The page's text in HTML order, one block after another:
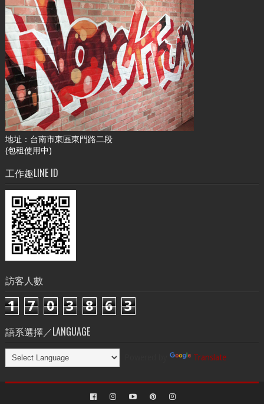
地址：台南市東區東門路二段
(包租使用中)
工作趣LINE ID
訪客人數
1 7 0 3 8 6 3
語系選擇／LANGUAGE
Translate